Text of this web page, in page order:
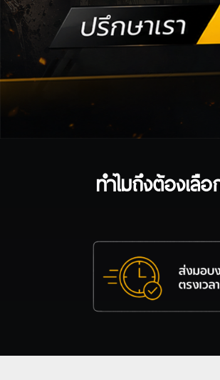
ทำไมถึงต้องเลือ